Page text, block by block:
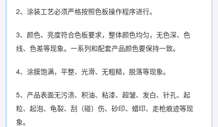
2、涂装工艺必须严格按照色板操作程序进行。
3、颜色、亮度符合色板要求，整体颜色均匀，无色深、色
线、色差等现象。一系列和配套产品颜色要保持一致。
4、涂膜饱满，平整、光滑、无粗糙，脱落等现象。
5、产品表面无污渍、积油、粘漆、超皱、发白、针孔、起
粒、起泡、龟裂、刮（碰）伤、砂印、蜡印、走枪痕迹等现
象。